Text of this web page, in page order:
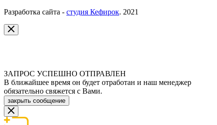
Разработка сайта - студия Кефирок. 2021
ЗАПРОС УСПЕШНО ОТПРАВЛЕН
В ближайшее время он будет отработан и наш менеджер
обязательно свяжется с Вами.
закрыть сообщение